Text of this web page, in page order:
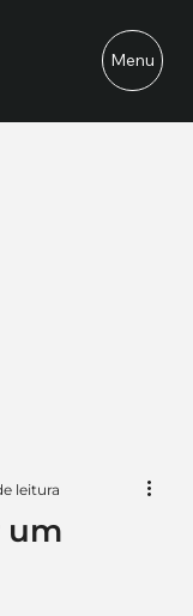
Menu
um
leitura